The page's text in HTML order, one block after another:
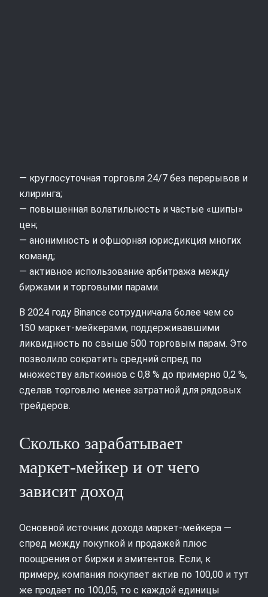
— круглосуточная торговля 24/7 без перерывов и
клиринга;
— повышенная волатильность и частые «шипы»
цен;
— анонимность и офшорная юрисдикция многих
команд;
— активное использование арбитража между
биржами и торговыми парами.
В 2024 году Binance сотрудничала более чем со
150 маркет‑мейкерами, поддерживавшими
ликвидность по свыше 500 торговым парам. Это
позволило сократить средний спред по
множеству альткоинов с 0,8 % до примерно 0,2 %,
сделав торговлю менее затратной для рядовых
трейдеров.
Сколько зарабатывает
маркет‑мейкер и от чего
зависит доход
Основной источник дохода маркет‑мейкера —
спред между покупкой и продажей плюс
поощрения от биржи и эмитентов. Если, к
примеру, компания покупает актив по 100,00 и тут
же продает по 100,05, то с каждой единицы